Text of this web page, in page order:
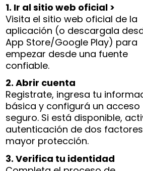
1. Ir al sitio web oficial >
Visita el sitio web oficial de la
aplicación (o descargala
App Store/Google Play) para
empezar desde una fuente
confiable.
2. Abrir cuenta
Registrate, ingresa tu
básica y configurá un acceso
seguro. Si está disponible,
autenticación de dos
mayor protección.
3. Verifica tu identidad